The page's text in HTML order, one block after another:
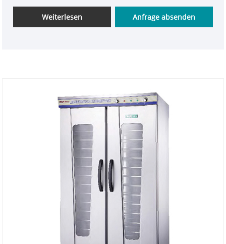
produzieren wir alle Einheiten in unserer
standardisierten Fabrik und vertreiben sie weltweit
Wasserzufuhrsystem ausgestattet. Er verfügt über
eine präzise Temperatur- (36–38 °C) und
Luftfeuchtigkeitsregelung (60–80 %), eine dicke PU-
Wärmeisolierung, einen
Jahreszeitenumstellungsschalter und einen
Trockenbrandschutz mit CE-Zertifizierung. Es wird
weltweit häufig in Bäckereien, Hotelkonditoreien
und zentralen Backfabriken zur Gärung von Toast,
Baguette und Plundergebäck eingesetzt und hat
dank seiner stabilen Leistung und seines
energiesparenden Designs bei globalen
Lebensmittelverarbeitern einen guten Ruf erlangt.
Weiterlesen Anfrage absenden